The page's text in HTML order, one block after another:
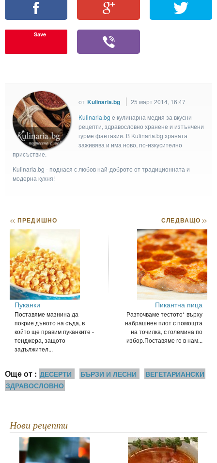
Save
от Kulinaria.bg
25 март 2014, 16:47
Kulinaria.bg e кулинарна медия за вкусни
рецепти, здравословно хранене и изтънчени
гурме фантазии. В Kulinaria.bg храната
заживява и има ново, по-изкусително
присъствие.
Kulinaria.bg - поднася с любов най-доброто от традиционната и
модерна кухня!
<< ПРЕДИШНО
Пуканки
Поставяме мазнина да
покрие дъното на съда, в
който ще правим пуканките -
тенджера, защото
задължител...
СЛЕДВАЩО>>
Пикантна пица
Разточваме тестото* върху
набрашнен плот с помощта
на точилка, с големина по
избор.Поставяме го в нам...
Още от : ДЕСЕРТИ БЪРЗИ И ЛЕСНИ
ВЕГЕТАРИАНСКИ
ЗДРАВОСЛОВНО
Нови рецепти